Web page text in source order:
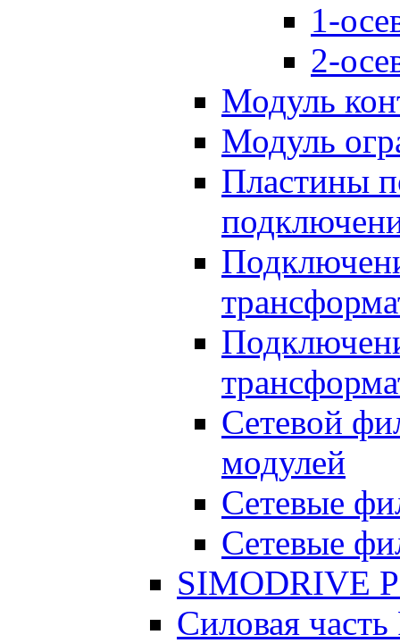
1-
2-
Модуль
Модуль
Пластины
Сетевой
модулей
Сетевые
Сетевые
SIMODRIVE
Силовая